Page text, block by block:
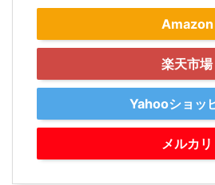
Amazon
楽天市場
Yahooショッ
メルカリ